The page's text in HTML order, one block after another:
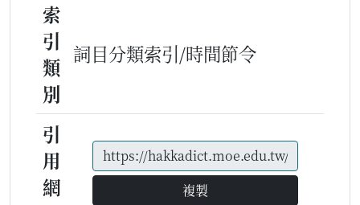
索
引
類
別
詞目分類索引/時間節令
引
用
網
複製